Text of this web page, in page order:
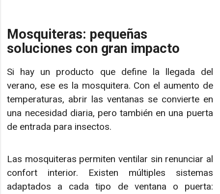
Mosquiteras: pequeñas
soluciones con gran impacto
Si hay un producto que define la llegada del
verano, ese es la mosquitera. Con el aumento de
temperaturas, abrir las ventanas se convierte en
una necesidad diaria, pero también en una puerta
de entrada para insectos.
Las mosquiteras permiten ventilar sin renunciar al
confort interior. Existen múltiples sistemas
adaptados a cada tipo de ventana o puerta: